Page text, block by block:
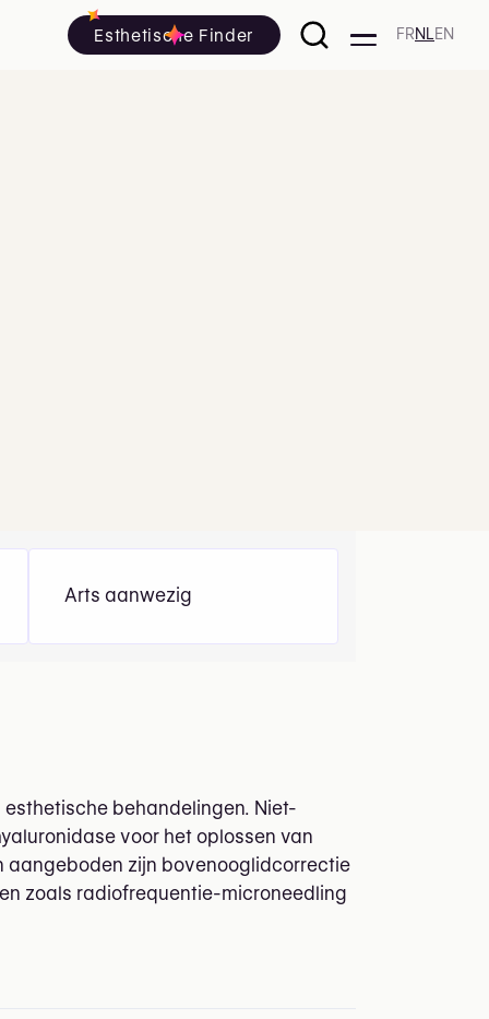
Esthetische Finder FRNL EN
Arts aanwezig
behandelingen. Niet-
voor het oplossen van
aangeboden zijn bovenooglidcorrectie
zoals radiofrequentie-microneedling